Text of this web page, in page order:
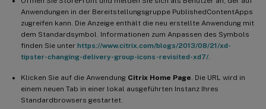
Anwendungen in der Bereitstellungsgruppe PublishedContentApps
zugreifen kann. Die Anzeige enthält die neu erstellte Anwendung mit
dem Standardsymbol. Informationen zum Anpassen des Symbols
finden Sie unter https://www.citrix.com/blogs/2013/08/21/xd-
tipster-changing-delivery-group-icons-revisited-xd7/
Klicken Sie auf die Anwendung Citrix Home Page . Die URL wird in
einem neuen Tab in einer lokal ausgeführten Instanz Ihres
Standardbrowsers gestartet.